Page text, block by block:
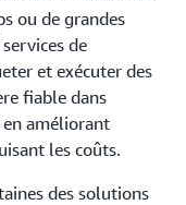
ou de grandes
de
et exécuter des
fiable dans
améliorant
les coûts.
des solutions